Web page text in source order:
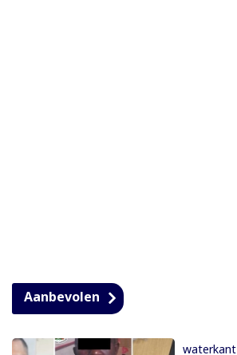
Aanbevolen
waterkant